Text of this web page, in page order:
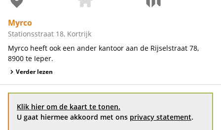
Myrco
Stationsstraat 18, Kortrijk
Myrco heeft ook een ander kantoor aan de Rijselstraat 78,
8900 te Ieper.
Verder lezen
Klik hier om de kaart te tonen.
U gaat hiermee akkoord met ons privacy statement.